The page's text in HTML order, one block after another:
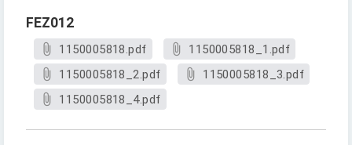
FEZ012
1150005818.pdf
1150005818_1.pdf
1150005818_2.pdf
1150005818_3.pdf
1150005818_4.pdf